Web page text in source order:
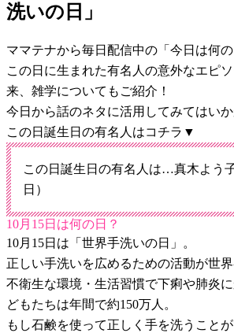
洗いの日」
ママテナから毎日配信中の「今日は何の
この日に生まれた有名人の意外なエピ
来、雑学についてもご紹介！
今日から話のネタに活用してみてはいか
この日誕生日の有名人はコチラ▼
この日誕生日の有名人は…真木よう
日）
10月15日は何の日？
10月15日は「世界手洗いの日」。
正しい手洗いを広めるための活動が世界
不衛生な環境・生活習慣で下痢や肺炎
どもたちは年間で約150万人。
もし石鹸を使って正しく手を洗うこと